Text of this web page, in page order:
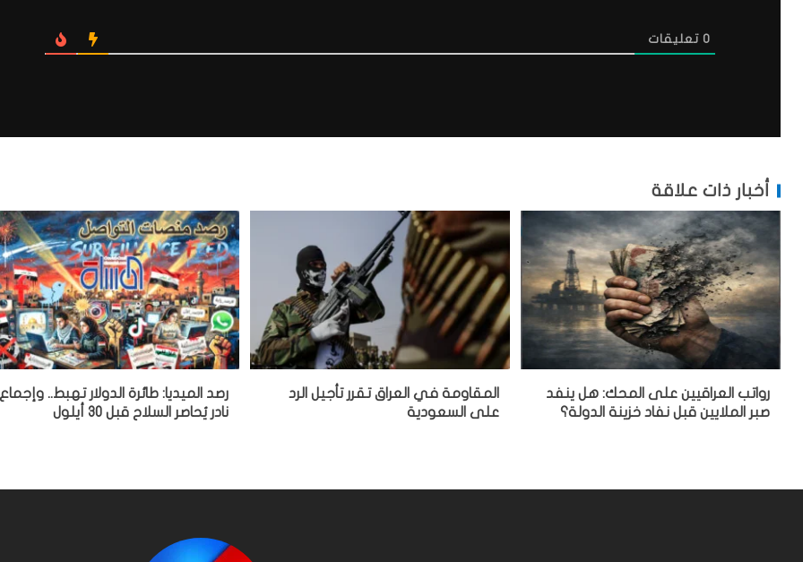
0 تعليقات
أخبار ذات علاقة
رواتب العراقيين على المحك: هل ينفد
صبر الملايين قبل نفاد خزينة الدولة؟
المقاومة في العراق تقرر تأجيل الرد
على السعودية
رصد الميديا: طائرة الدولار تهبط.. وإجماع
نادر يُحاصر السلاح قبل 30 أيلول